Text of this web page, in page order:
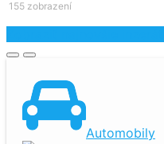
155 zobrazení
Automobily